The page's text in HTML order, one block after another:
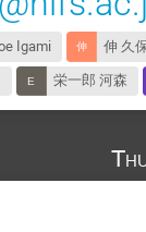
Igami
伸 久
栄一郎 河森